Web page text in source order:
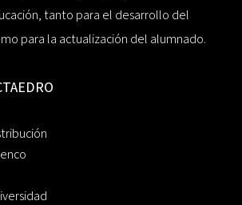
tanto para el desarrollo del
para la actualización del alumnado.